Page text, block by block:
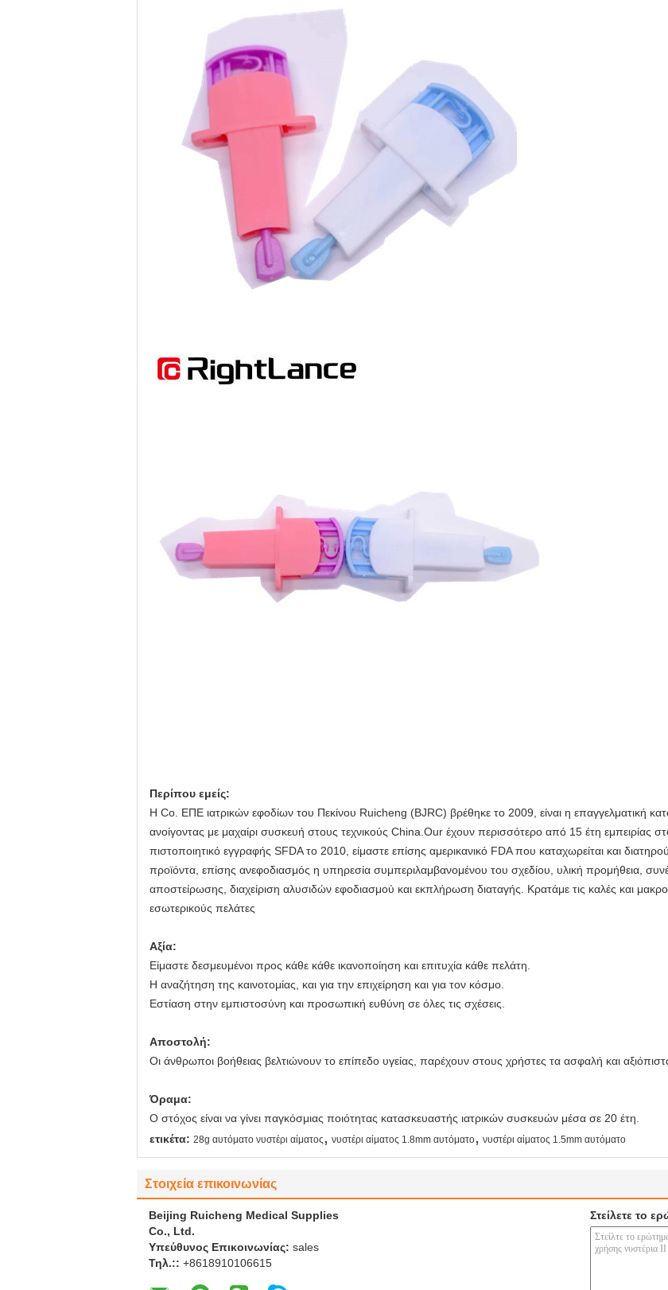
Περίπου εμείς:
Η Co. ΕΠΕ ιατρικών εφοδίων του Πεκίνου Ruicheng (BJRC) βρέθηκε το 2009, είναι η επαγγελματική
ανοίγοντας με μαχαίρι συσκευή στους τεχνικούς China.Our έχουν περισσότερο από 15 έτη εμπειρίας
πιστοποιητικό εγγραφής SFDA το 2010, είμαστε επίσης αμερικανικό FDA που καταχωρείται και
προϊόντα, επίσης ανεφοδιασμός η υπηρεσία συμπεριλαμβανομένου του σχεδίου, υλική προμήθεια,
αποστείρωσης, διαχείριση αλυσιδών εφοδιασμού και εκπλήρωση διαταγής. Κρατάμε τις καλές και
εσωτερικούς πελάτες
Αξία:
Είμαστε δεσμευμένοι προς κάθε κάθε ικανοποίηση και επιτυχία κάθε πελάτη.
Η αναζήτηση της καινοτομίας, και για την επιχείρηση και για τον κόσμο.
Εστίαση στην εμπιστοσύνη και προσωπική ευθύνη σε όλες τις σχέσεις.
Αποστολή:
Οι άνθρωποι βοήθειας βελτιώνουν το επίπεδο υγείας, παρέχουν στους χρήστες τα ασφαλή και αξιόπιστα
Όραμα:
Ο στόχος είναι να γίνει παγκόσμιας ποιότητας κατασκευαστής ιατρικών συσκευών μέσα σε 20 έτη.
ετικέτα: 28g αυτόματο νυστέρι αίματος , νυστέρι αίματος 1.8mm αυτόματο, νυστέρι αίματος 1.5mm αυτόματο
Στοιχεία επικοινωνίας
Beijing Ruicheng Medical Supplies
Co., Ltd.
Υπεύθυνος Επικοινωνίας: sales
Τηλ.:: +8618910106615
Στείλετε το